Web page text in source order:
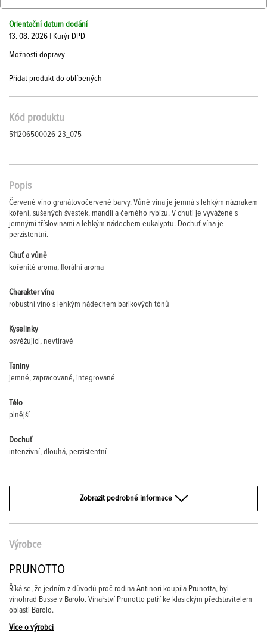
Orientační datum dodání
13. 08. 2026 | Kurýr DPD
Možnosti dopravy
Přidat produkt do oblíbených
Kód produktu
511206500026-23_075
Popis
Červené víno granátovočervené barvy. Vůně vína je jemná s lehkým náznakem
koření, sušených švestek, mandlí a černého rybízu. V chuti je vyvážené s
jemnými tříslovinami a lehkým nádechem eukalyptu. Dochuť vína je
perzistentní.
Chuť a vůně
kořenité aroma, florální aroma
Charakter vína
robustní víno s lehkým nádechem barikových tónů
Kyselinky
osvěžující, nevtíravé
Taniny
jemné, zapracované, integrované
Tělo
plnější
Dochuť
intenzivní, dlouhá, perzistentní
Zobrazit podrobné informace
Výrobce
PRUNOTTO
Říká se, že jedním z důvodů proč rodina Antinori koupila Prunotta, byl
vinohrad Busse v Barolo. Vinařství Prunotto patří ke klasickým představitelem
oblasti Barolo.
Více o výrobci